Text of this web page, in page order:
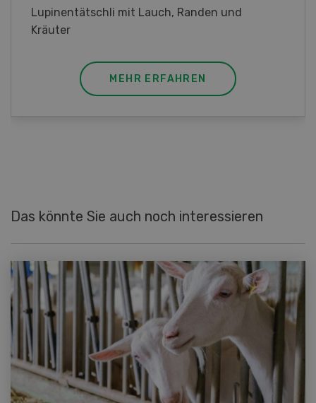
Frühlingsrollen mit Poulet
MEHR ERFAHREN
Das könnte Sie auch noch interessieren